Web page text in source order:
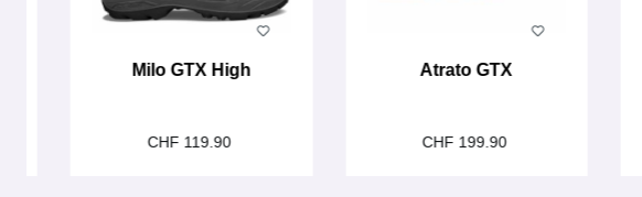
Milo GTX High
CHF 119.90
Atrato GTX
CHF 199.90